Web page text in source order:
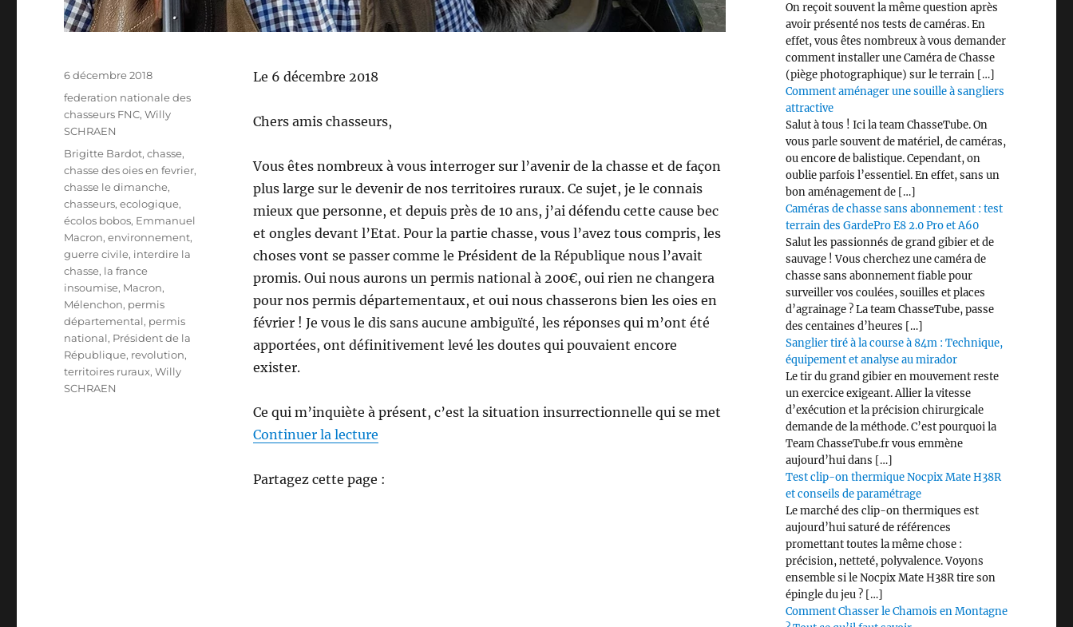
Le 6 décembre 2018
Chers amis chasseurs,
Vous êtes nombreux à vous interroger sur l’avenir de la chasse et de façon
plus large sur le devenir de nos territoires ruraux. Ce sujet, je le connais
mieux que personne, et depuis près de 10 ans, j’ai défendu cette cause bec
et ongles devant l’Etat. Pour la partie chasse, vous l’avez tous compris, les
choses vont se passer comme le Président de la République nous l’avait
promis. Oui nous aurons un permis national à 200€, oui rien ne changera
pour nos permis départementaux, et oui nous chasserons bien les oies en
février ! Je vous le dis sans aucune ambiguïté, les réponses qui m’ont été
apportées, ont définitivement levé les doutes qui pouvaient encore
exister.
Ce qui m’inquiète à présent, c’est la situation insurrectionnelle qui se met
Continuer la lecturede « Lettre ouverte aux chasseurs »
Partagez cette page :
P
u
b
é
l
e
6 décembre 2018
C
a
t
g
federation nationale des
chasseurs FNC,Willy
SCHRAEN
É
t
i
q
u
e
t
t
e
s
Brigitte Bardot,chasse,
chasse des oies en fevrier,
chasse le dimanche,
chasseurs,ecologique,
écolos bobos, Emmanuel
Macron,environnement,
guerre civile, interdire la
chasse, la france
insoumise, Macron,
Mélenchon, permis
départemental, permis
national, Président de la
République, revolution,
territoires ruraux,Willy
SCHRAEN
On reçoit souvent la même question après
avoir présenté nos tests de caméras. En
effet, vous êtes nombreux à vous demander
comment installer une Caméra de Chasse
(piège photographique) sur le terrain […]
Comment aménager une souille à sangliers
attractive
Salut à tous ! Ici la team ChasseTube. On
vous parle souvent de matériel, de caméras,
ou encore de balistique. Cependant, on
oublie parfois l’essentiel. En effet, sans un
bon aménagement de […]
Caméras de chasse sans abonnement : test
terrain des GardePro E8 2.0 Pro et A60
Salut les passionnés de grand gibier et de
sauvage ! Vous cherchez une caméra de
chasse sans abonnement fiable pour
surveiller vos coulées, souilles et places
d’agrainage ? La team ChasseTube, passe
des centaines d’heures […]
Sanglier tiré à la course à 84m : Technique,
équipement et analyse au mirador
Le tir du grand gibier en mouvement reste
un exercice exigeant. Allier la vitesse
d’exécution et la précision chirurgicale
demande de la méthode. C’est pourquoi la
Team ChasseTube.fr vous emmène
aujourd’hui dans […]
Test clip-on thermique Nocpix Mate H38R
et conseils de paramétrage
Le marché des clip-on thermiques est
aujourd’hui saturé de références
promettant toutes la même chose :
précision, netteté, polyvalence. Voyons
ensemble si le Nocpix Mate H38R tire son
épingle du jeu ? […]
Comment Chasser le Chamois en Montagne